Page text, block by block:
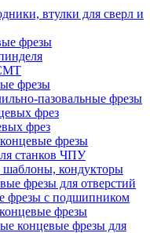
втулки для сверл и
фрезы
фрезы
пазовальные фрезы
фрез
фрез
фрезы
станков ЧПУ
шаблоны, кондукторы
фрезы для отверстий
фрезы с подшипником
фрезы
концевые фрезы для